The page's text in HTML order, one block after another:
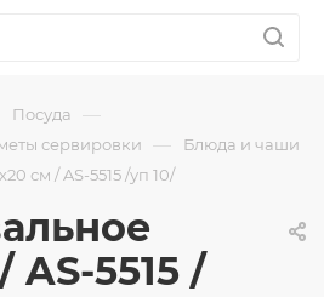
Посуда —
сервировки — Блюда и чаши
см / AS-5515 /уп 10/
AS-5515 /